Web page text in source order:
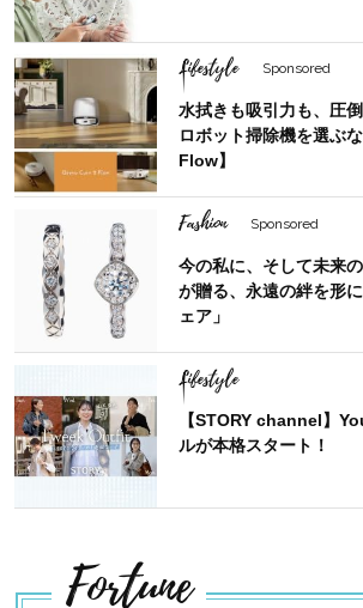
Lifestyle Sponsored
水拭きも吸引力も、圧
ロボット掃除機を選ぶ
Flow】
Fashion Sponsored
今の私に、そして未来
が贈る、永遠の絆を形
ェア」
Lifestyle
【STORY channel】
ルが本格スタート！
Fortune